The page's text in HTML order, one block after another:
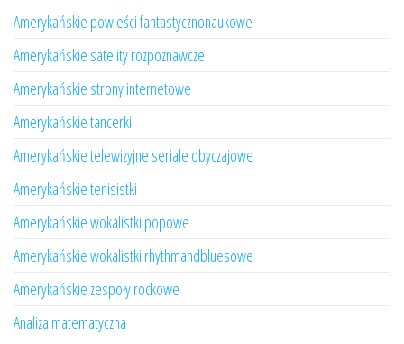
Amerykańskie powieści fantastycznonaukowe
Amerykańskie satelity rozpoznawcze
Amerykańskie strony internetowe
Amerykańskie tancerki
Amerykańskie telewizyjne seriale obyczajowe
Amerykańskie tenisistki
Amerykańskie wokalistki popowe
Amerykańskie wokalistki rhythmandbluesowe
Amerykańskie zespoły rockowe
Analiza matematyczna